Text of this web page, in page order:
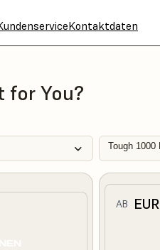
Kontaktdaten
for You?
Tough 1000
AB